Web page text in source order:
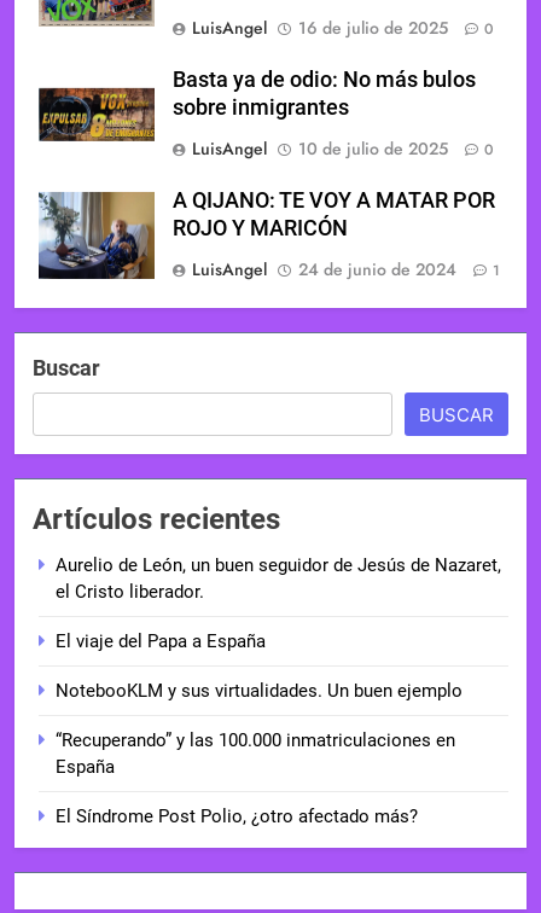
LuisAngel
16 de julio de 2025 0
Basta ya de odio: No más bulos
sobre inmigrantes
LuisAngel
10 de julio de 2025 0
A QIJANO: TE VOY A MATAR POR
ROJO Y MARICÓN
LuisAngel
24 de junio de 2024 1
Buscar
BUSCAR
Artículos recientes
Aurelio de León, un buen seguidor de Jesús de Nazaret,
el Cristo liberador.
El viaje del Papa a España
NotebooKLM y sus virtualidades. Un buen ejemplo
“Recuperando” y las 100.000 inmatriculaciones en
España
El Síndrome Post Polio, ¿otro afectado más?